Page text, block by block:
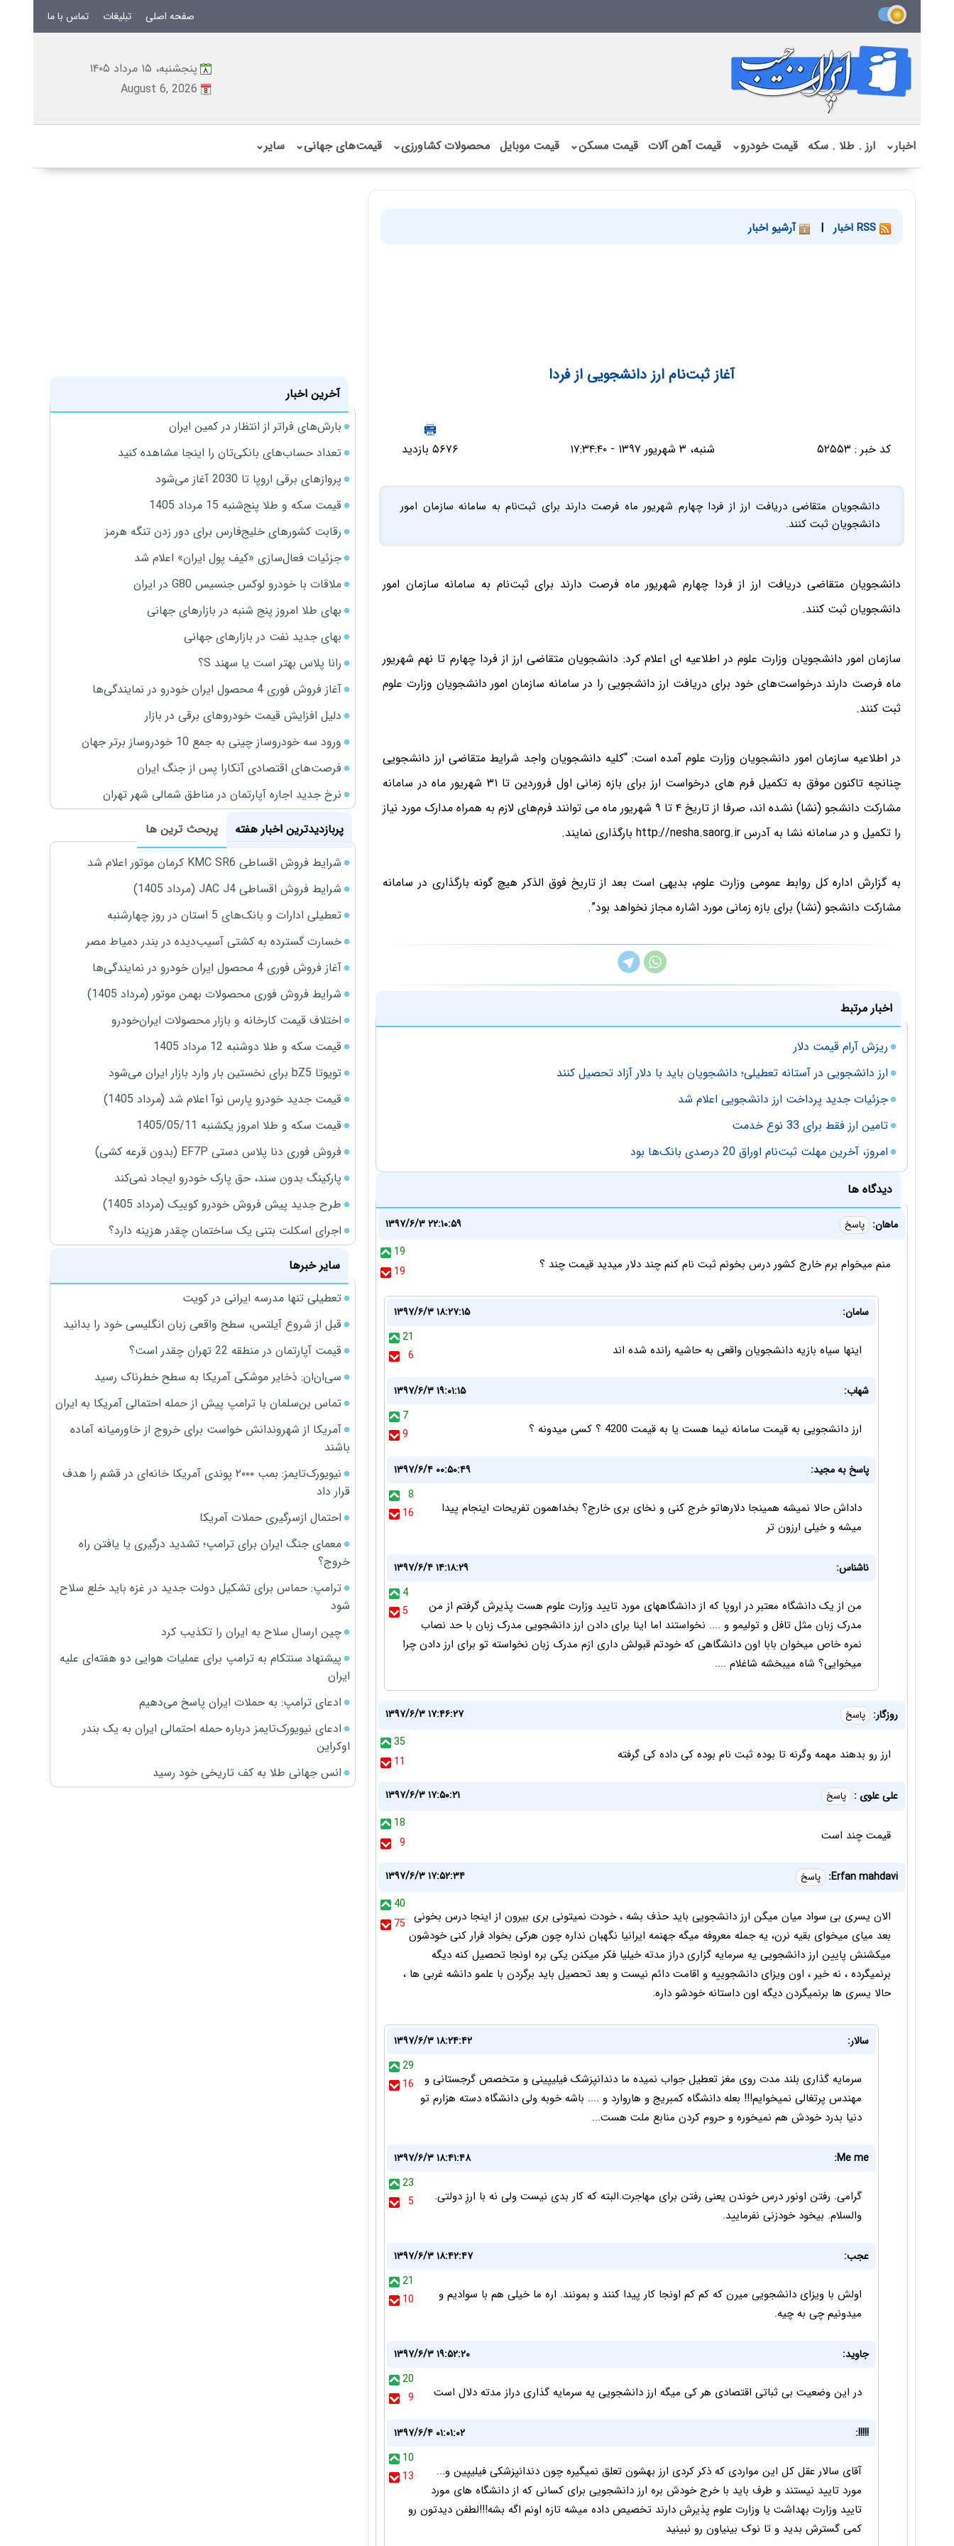
صفحه اصلی تبلیغات تماس با ما
پنجشنبه، ۱۵ مرداد ۱۴۰۵
August 6, 2026
اخبار⌄ ارز . طلا . سکه قیمت خودرو⌄ قیمت آهن آلات قیمت مسکن⌄ قیمت موبایل محصولات کشاورزی⌄ قیمت‌های جهانی⌄ سایر⌄
| آرشیو اخبار
آغاز ثبت‌نام ارز دانشجویی از فردا
کد خبر : ۵۲۵۵۳ شنبه، ۳ شهریور ۱۳۹۷ - ۱۷:۳۴:۴۰ ۵۶۷۶ بازدید
دانشجویان متقاضی دریافت ارز از فردا چهارم شهریور ماه فرصت دارند برای ثبت‌نام به سامانه سازمان امور
دانشجویان ثبت کنند.
دانشجویان متقاضی دریافت ارز از فردا چهارم شهریور ماه فرصت دارند برای ثبت‌نام به سامانه سازمان امور
دانشجویان ثبت کنند.
سازمان امور دانشجویان وزارت علوم در اطلاعیه ای اعلام کرد: دانشجویان متقاضی ارز از فردا چهارم تا نهم شهریور
ماه فرصت دارند درخواست‌های خود برای دریافت ارز دانشجویی را در سامانه سازمان امور دانشجویان وزارت علوم
ثبت کنند.
در اطلاعیه سازمان امور دانشجویان وزارت علوم آمده است: “کلیه دانشجویان واجد شرایط متقاضی ارز دانشجویی
چنانچه تاکنون موفق به تکمیل فرم های درخواست ارز برای بازه زمانی اول فروردین تا ۳۱ شهریور ماه در سامانه
مشارکت دانشجو (نشا) نشده اند، صرفا از تاریخ ۴ تا ۹ شهریور ماه می توانند فرم‌های لازم به همراه مدارک مورد نیاز
را تکمیل و در سامانه نشا به آدرس http://nesha.saorg.ir بارگذاری نمایند.
به گزارش اداره کل روابط عمومی وزارت علوم، بدیهی است بعد از تاریخ فوق الذکر هیچ گونه بارگذاری در سامانه
مشارکت دانشجو (نشا) برای بازه زمانی مورد اشاره مجاز نخواهد بود”.
اخبار مرتبط
ریزش آرام قیمت دلار
ارز دانشجویی در آستانه تعطیلی؛ دانشجویان باید با دلار آزاد تحصیل کنند
جزئیات جدید پرداخت ارز دانشجویی اعلام شد
تامین ارز فقط برای 33 نوع خدمت
امروز، آخرین مهلت ثبت‌نام اوراق 20 درصدی بانک‌ها بود
دیدگاه ها
ماهان: پاسخ
۱۳۹۷/۶/۳ ۲۲:۱۰:۵۹
19
19
منم میخوام برم خارج کشور درس بخونم ثبت نام کنم چند دلار میدید قیمت چند ؟
سامان:
۱۳۹۷/۶/۳ ۱۸:۲۷:۱۵
21
6
اینها سیاه بازیه دانشجویان واقعی به حاشیه رانده شده اند
شهاب:
۱۳۹۷/۶/۳ ۱۹:۰۱:۱۵
7
9
ارز دانشجویی به قیمت سامانه نیما هست یا به قیمت 4200 ؟ کسی میدونه ؟
پاسخ به مجید:
۱۳۹۷/۶/۴ ۰۰:۵۰:۴۹
8
16
داداش حالا نمیشه همینجا دلارهاتو خرج کنی و نخای بری خارج؟ بخداهمون تفریحات اینجام پیدا
میشه و خیلی ارزون تر
ناشناس:
۱۳۹۷/۶/۴ ۱۴:۱۸:۲۹
4
5
من از یک دانشگاه معتبر در اروپا که از دانشگاههای مورد تایید وزارت علوم هست پذیرش گرفتم از من
مدرک زبان مثل تافل و تولیمو و .... نخواستند اما اینا برای دادن ارز دانشجویی مدرک زبان با حد نصاب
نمره خاص میخوان بابا اون دانشگاهی که خودتم قبولش داری ازم مدرک زبان نخواسته تو برای ارز دادن چرا
میخوایی؟ شاه میبخشه شاغلام ....
روزگار: پاسخ
۱۳۹۷/۶/۳ ۱۷:۴۶:۲۷
35
11
ارز رو بدهند مهمه وگرنه تا بوده ثبت نام بوده کی داده کی گرفته
على علوى : پاسخ
۱۳۹۷/۶/۳ ۱۷:۵۰:۲۱
18
9
قيمت چند است
Erfan mahdavi: پاسخ
۱۳۹۷/۶/۳ ۱۷:۵۲:۳۴
40
75 الان یسری بی سواد میان میگن ارز دانشجویی باید حذف بشه ، خودت نمیتونی بری بیرون از اینجا درس بخونی
بعد میای میخوای بقیه نرن، یه جمله معروفه میگه جهنمه ایرانیا نگهبان نداره چون هرکی بخواد فرار کنی خودشون
میکشنش پایین ارز دانشجویی یه سرمایه گزاری دراز مدته خیلیا فکر میکنن یکی بره اونجا تحصیل کنه دیگه
برنمیگرده ، نه خیر ، اون ویزای دانشجوییه و اقامت دائم نیست و بعد تحصیل باید برگردن با علمو دانشه غربی ها ،
حالا یسری ها برنمیگردن دیگه اون داستانه خودشو داره.
سالار:
۱۳۹۷/۶/۳ ۱۸:۲۴:۴۲
29
16
سرمایه گذاری بلند مدت روی مغز تعطیل جواب نمیده ما دندانپزشک فیلیپینی و متخصص گرجستانی و
مهندس پرتغالی نمیخوایم!!! بعله دانشگاه کمبریج و هاروارد و .... باشه خوبه ولی دانشگاه دسته هزارم تو
دنیا بدرد خودش هم نمیخوره و حروم کردن منابع ملت هست...
Me me:
۱۳۹۷/۶/۳ ۱۸:۴۱:۴۸
23
5
گرامی. رفتن اونور درس خوندن یعنی رفتن برای مهاجرت.البته که کار بدی نیست ولی نه با ارزِ دولتی.
والسلام. بیخود خودزنی نفرمایید.
عجب:
۱۳۹۷/۶/۳ ۱۸:۴۲:۴۷
21
10
اولش با ویزای دانشجویی میرن که کم کم اونجا کار پیدا کنند و بمونند. اره ما خیلی هم با سوادیم و
میدونیم چی به چیه.
جاوید:
۱۳۹۷/۶/۳ ۱۹:۵۲:۲۰
20
9
در این وضعیت بی ثباتی اقتصادی هر کی میگه ارز دانشجویی یه سرمایه گذاری دراز مدته دلال است
!!!!!:
۱۳۹۷/۶/۴ ۰۱:۰۱:۰۲
10
13
آقای سالار عقل کل این مواردی که ذکر کردی ارز بهشون تعلق نمیگیره چون دندانپزشکی فیلیپین و...
مورد تایید نیستند و طرف باید با خرج خودش بره ارز دانشجویی برای کسانی که از دانشگاه های مورد
تایید وزارت بهداشت یا وزارت علوم پذیرش دارند تخصیص داده میشه تازه اونم اگه بشه!!!لطفن دیدتون رو
کمی گسترش بدید و تا نوک بینیاون رو نبینید
آخرین اخبار
بارش‌های فراتر از انتظار در کمین ایران
تعداد حساب‌های بانکی‌تان را اینجا مشاهده کنید
پروازهای برقی اروپا تا 2030 آغاز می‌شود
قیمت سکه و طلا پنج‌شنبه 15 مرداد 1405
رقابت کشورهای خلیج‌فارس برای دور زدن تنگه هرمز
جزئیات فعال‌سازی «کیف پول ایران» اعلام شد
ملاقات با خودرو لوکس جنسیس G80 در ایران
بهای طلا امروز پنج شنبه در بازارهای جهانی
بهای جدید نفت در بازارهای جهانی
رانا پلاس بهتر است یا سهند S؟
آغاز فروش فوری 4 محصول ایران خودرو در نمایندگی‌ها
دلیل افزایش قیمت خودروهای برقی در بازار
ورود سه خودروساز چینی به جمع 10 خودروساز برتر جهان
فرصت‌های اقتصادی آنکارا پس از جنگ ایران
نرخ جدید اجاره آپارتمان در مناطق شمالی شهر تهران
پربازدیدترین اخبار هفته
پربحث ترین ها
شرایط فروش اقساطی KMC SR6 کرمان موتور اعلام شد
شرایط فروش اقساطی JAC J4 (مرداد 1405)
تعطیلی ادارات و بانک‌های 5 استان در روز چهارشنبه
خسارت گسترده به کشتی آسیب‌دیده در بندر دمیاط مصر
آغاز فروش فوری 4 محصول ایران خودرو در نمایندگی‌ها
شرایط فروش فوری محصولات بهمن موتور (مرداد 1405)
اختلاف قیمت کارخانه و بازار محصولات ایران‌خودرو
قیمت سکه و طلا دوشنبه 12 مرداد 1405
تویوتا bZ5 برای نخستین بار وارد بازار ایران می‌شود
قیمت جدید خودرو پارس نوآ اعلام شد (مرداد 1405)
قیمت سکه و طلا امروز یکشنبه 1405/05/11
فروش فوری دنا پلاس دستی EF7P (بدون قرعه کشی)
پارکینگ بدون سند، حق پارک خودرو ایجاد نمی‌کند
طرح جدید پیش فروش خودرو کوییک (مرداد 1405)
اجرای اسکلت بتنی یک ساختمان چقدر هزینه دارد؟
سایر خبرها
تعطیلی تنها مدرسه ایرانی در کویت
قبل از شروع آیلتس، سطح واقعی زبان انگلیسی خود را بدانید
قیمت آپارتمان در منطقه 22 تهران چقدر است؟
سی‌ان‌ان: ذخایر موشکی آمریکا به سطح خطرناک رسید
تماس بن‌سلمان با ترامپ پیش از حمله احتمالی آمریکا به ایران
آمریکا از شهروندانش خواست برای خروج از خاورمیانه آماده
باشند
نیویورک‌تایمز: بمب ۲۰۰۰ پوندی آمریکا خانه‌ای در قشم را هدف
قرار داد
احتمال ازسرگیری حملات آمریکا
معمای جنگ ایران برای ترامپ؛ تشدید درگیری یا یافتن راه
خروج؟
ترامپ: حماس برای تشکیل دولت جدید در غزه باید خلع سلاح
شود
چین ارسال سلاح به ایران را تکذیب کرد
پیشنهاد سنتکام به ترامپ برای عملیات هوایی دو هفته‌ای علیه
ایران
ادعای ترامپ: به حملات ایران پاسخ می‌دهیم
ادعای نیویورک‌تایمز درباره حمله احتمالی ایران به یک بندر
اوکراین
انس جهانی طلا به کف تاریخی خود رسید